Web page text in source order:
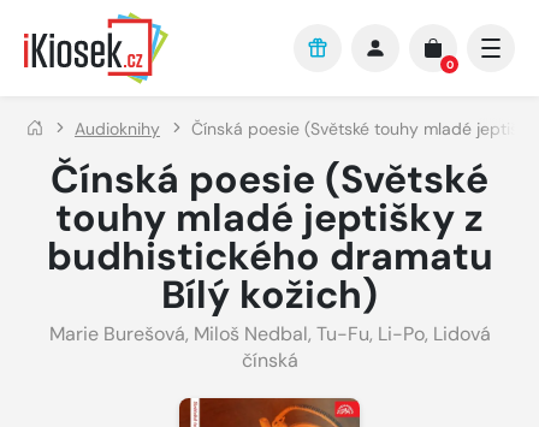
Přejít na hlavní obsah
0
Audioknihy Čínská poesie (Světské touhy mladé
Čínská poesie (Světské
touhy mladé jeptišky z
budhistického dramatu
Bílý kožich)
Marie Burešová, Miloš Nedbal, Tu-Fu, Li-Po, Lidová
čínská